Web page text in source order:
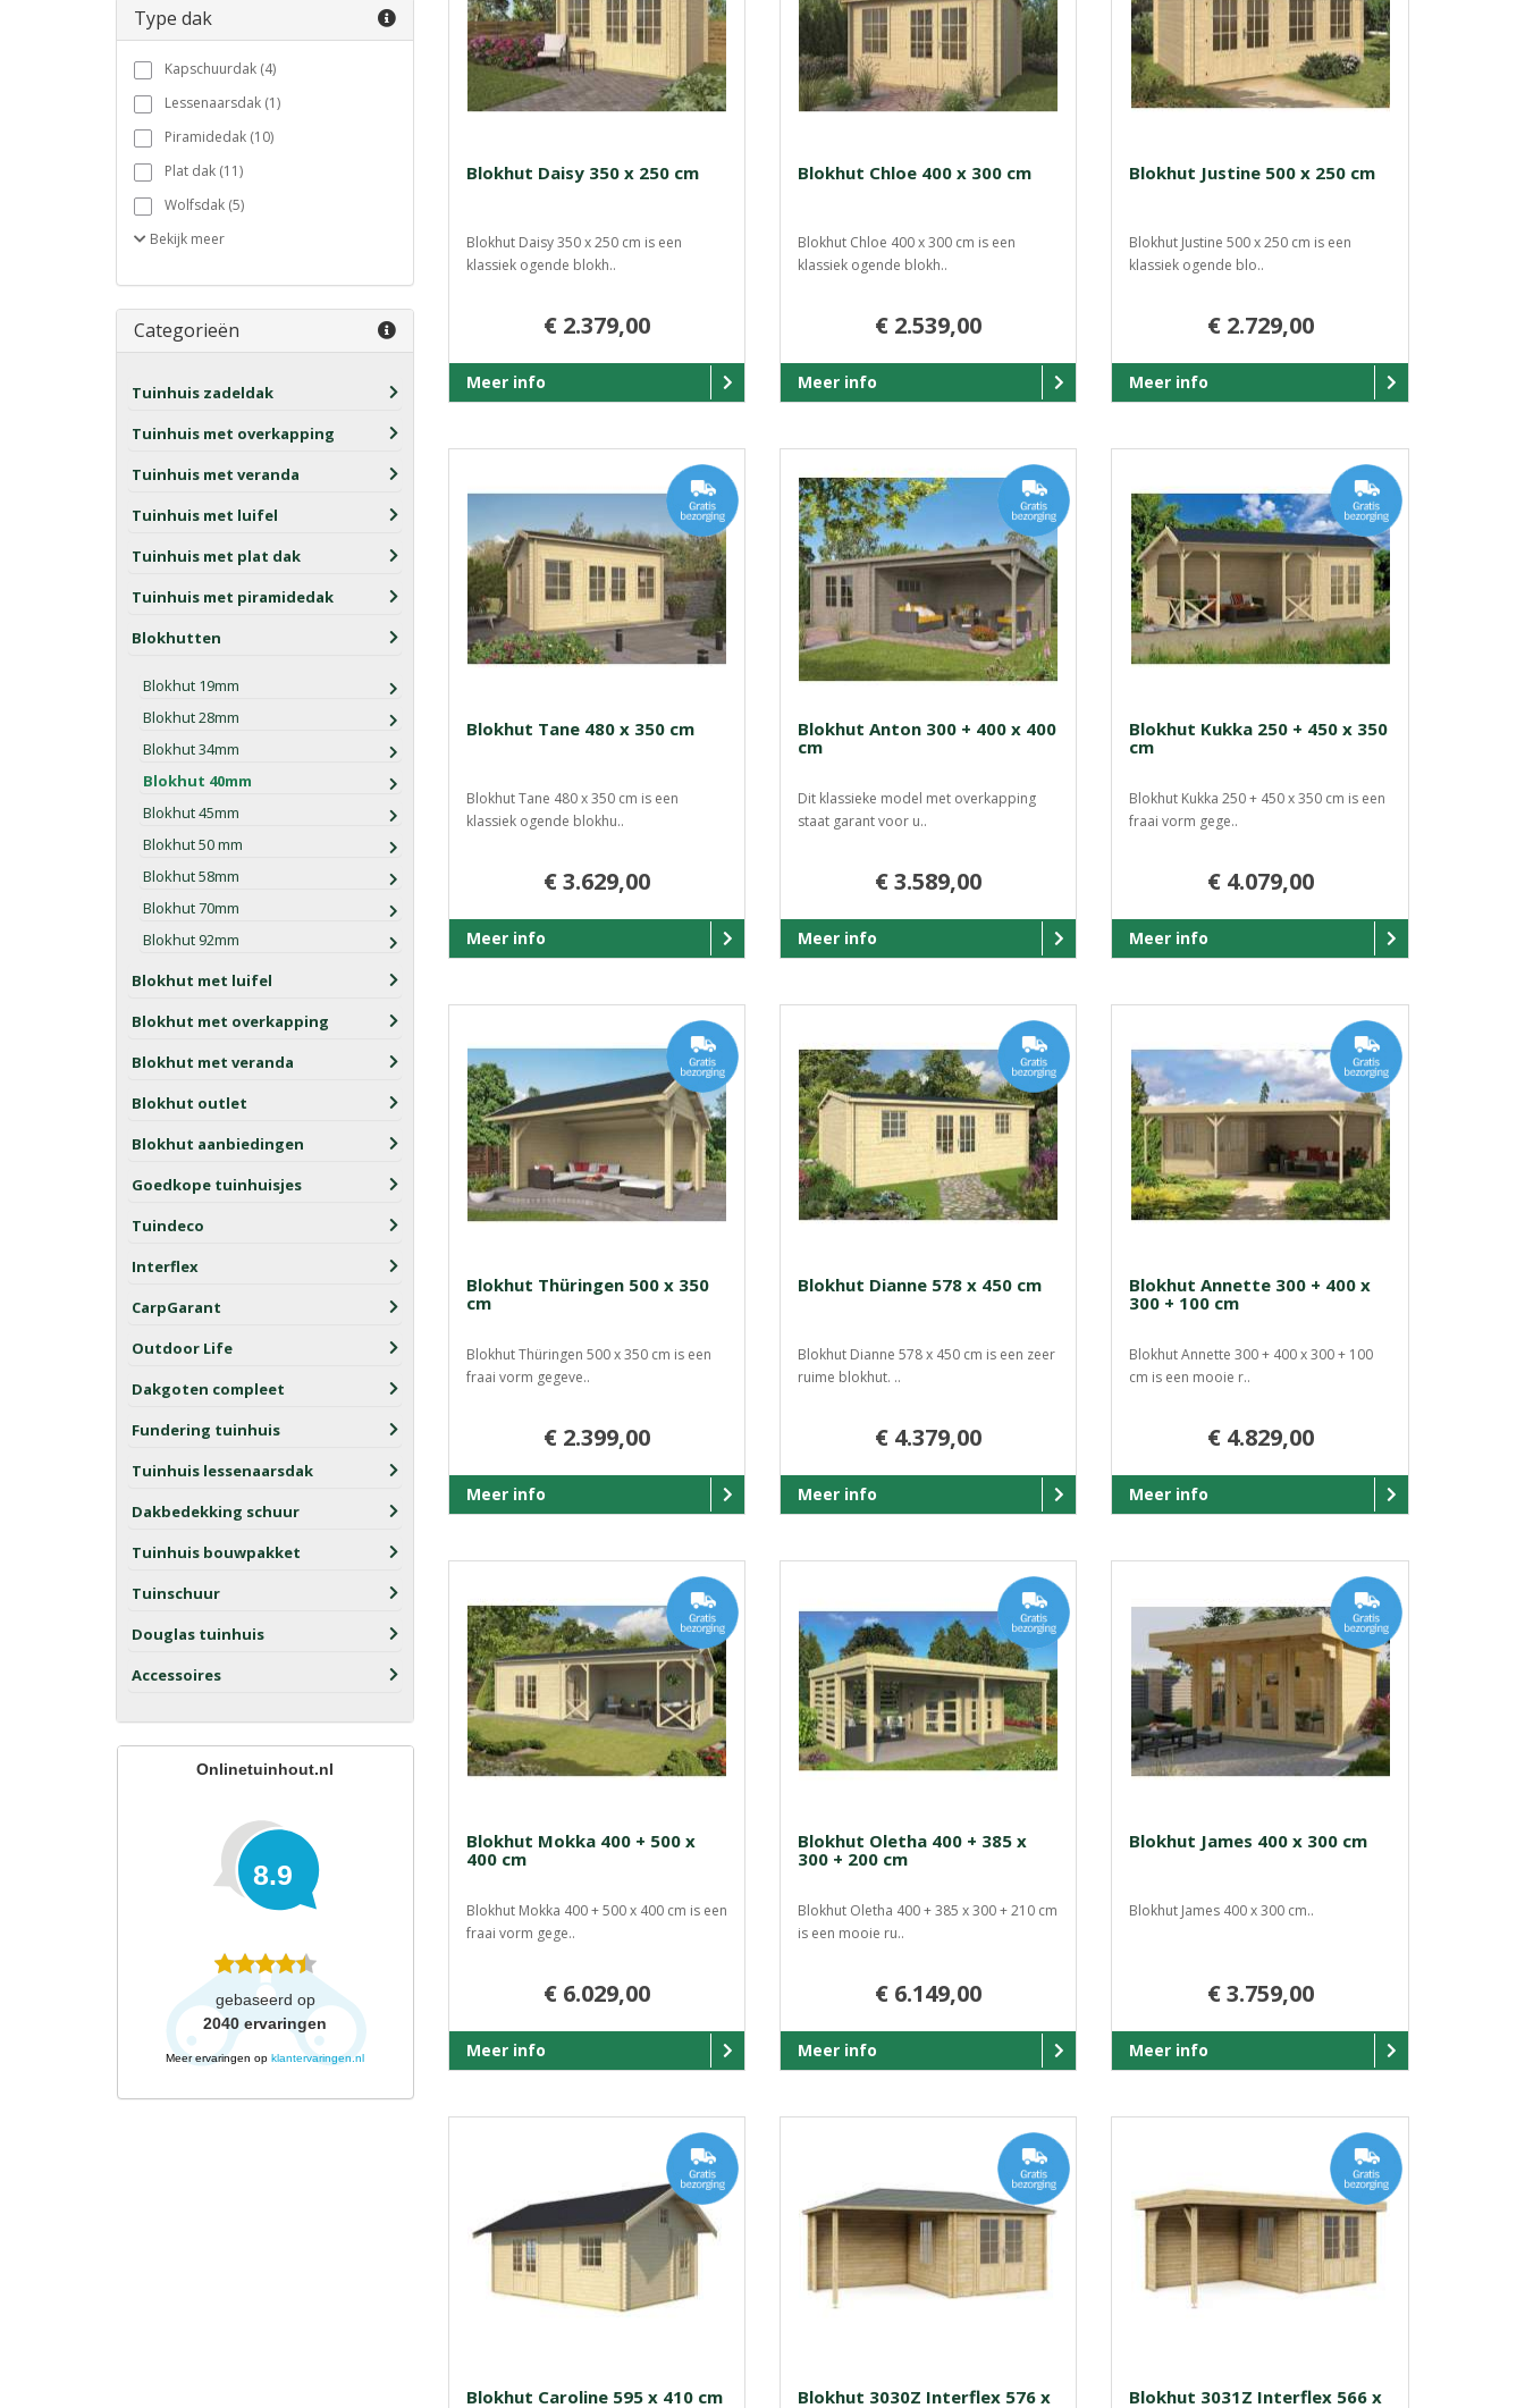
Type dak
Kapschuurdak (4)
Lessenaarsdak (1)
Piramidedak (10)
Plat dak (11)
Wolfsdak (5)
Bekijk meer
Categorieën
Tuinhuis zadeldak
Tuinhuis met overkapping
Tuinhuis met veranda
Tuinhuis met luifel
Tuinhuis met plat dak
Tuinhuis met piramidedak
Blokhutten
Blokhut 19mm
Blokhut 28mm
Blokhut 34mm
Blokhut 40mm
Blokhut 45mm
Blokhut 50 mm
Blokhut 58mm
Blokhut 70mm
Blokhut 92mm
Blokhut met luifel
Blokhut met overkapping
Blokhut met veranda
Blokhut outlet
Blokhut aanbiedingen
Goedkope tuinhuisjes
Tuindeco
Interflex
CarpGarant
Outdoor Life
Dakgoten compleet
Fundering tuinhuis
Tuinhuis lessenaarsdak
Dakbedekking schuur
Tuinhuis bouwpakket
Tuinschuur
Douglas tuinhuis
Accessoires
Onlinetuinhout.nl
8.9
gebaseerd op
2040 ervaringen
Meer ervaringen opklantervaringen.nl
Blokhut Daisy 350 x 250 cm
Blokhut Daisy 350 x 250 cm is een
klassiek ogende blokh..
€ 2.379,00
Meer info
Blokhut Chloe 400 x 300 cm
Blokhut Chloe 400 x 300 cm is een
klassiek ogende blokh..
€ 2.539,00
Meer info
Blokhut Justine 500 x 250 cm
Blokhut Justine 500 x 250 cm is een
klassiek ogende blo..
€ 2.729,00
Meer info
Blokhut Tane 480 x 350 cm
Blokhut Tane 480 x 350 cm is een
klassiek ogende blokhu..
€ 3.629,00
Meer info
Blokhut Anton 300 + 400 x 400
cm
Dit klassieke model met overkapping
staat garant voor u..
€ 3.589,00
Meer info
Blokhut Kukka 250 + 450 x 350
cm
Blokhut Kukka 250 + 450 x 350 cm is een
fraai vorm gege..
€ 4.079,00
Meer info
Blokhut Thüringen 500 x 350
cm
Blokhut Thüringen 500 x 350 cm is een
fraai vorm gegeve..
€ 2.399,00
Meer info
Blokhut Dianne 578 x 450 cm
Blokhut Dianne 578 x 450 cm is een zeer
ruime blokhut. ..
€ 4.379,00
Meer info
Blokhut Annette 300 + 400 x
300 + 100 cm
Blokhut Annette 300 + 400 x 300 + 100
cm is een mooie r..
€ 4.829,00
Meer info
Blokhut Mokka 400 + 500 x
400 cm
Blokhut Mokka 400 + 500 x 400 cm is een
fraai vorm gege..
€ 6.029,00
Meer info
Blokhut Oletha 400 + 385 x
300 + 200 cm
Blokhut Oletha 400 + 385 x 300 + 210 cm
is een mooie ru..
€ 6.149,00
Meer info
Blokhut James 400 x 300 cm
Blokhut James 400 x 300 cm..
€ 3.759,00
Meer info
Blokhut Caroline 595 x 410 cm
Blokhut 3030Z Interflex 576 x
Blokhut 3031Z Interflex 566 x